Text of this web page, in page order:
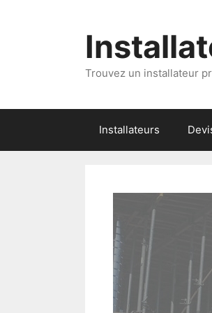
Trouvez un installateur
Installateurs